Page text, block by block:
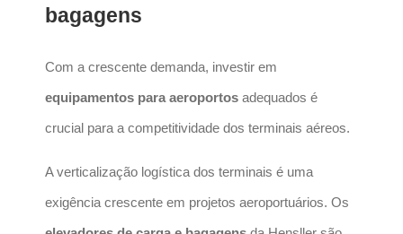
bagagens
Com a crescente demanda, investir em
equipamentos para aeroportos adequados é
crucial para a competitividade dos terminais aéreos.
A verticalização logística dos terminais é uma
exigência crescente em projetos aeroportuários. Os